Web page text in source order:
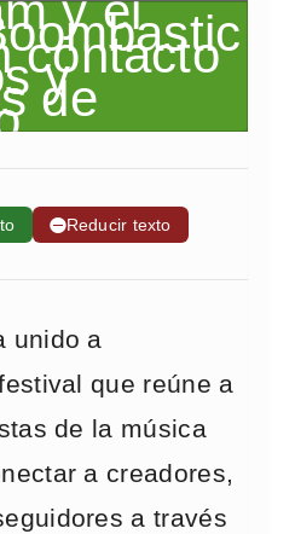
➖Reducir texto
unido a
que reúne a
de la música
a creadores,
a través